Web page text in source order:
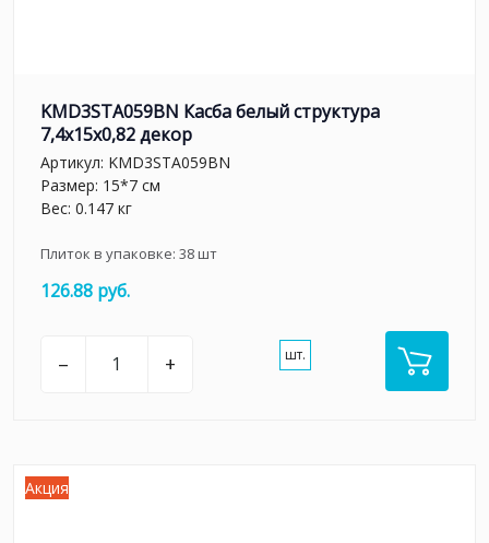
KMD3STA059BN Касба белый структура
7,4x15x0,82 декор
Артикул: KMD3STA059BN
Размер: 15*7 см
Вес: 0.147 кг
Плиток в упаковке: 38шт
126.88 руб.
– + шт.
Акция